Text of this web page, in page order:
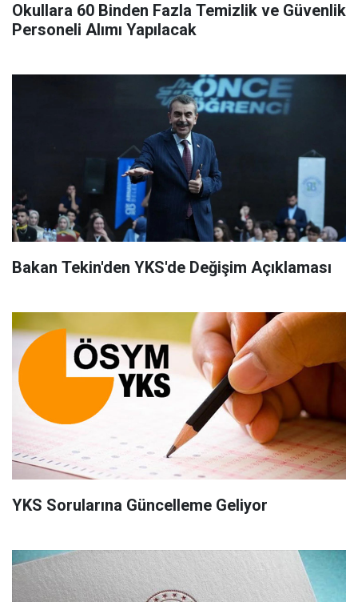
Okullara 60 Binden Fazla Temizlik ve Güvenlik
Personeli Alımı Yapılacak
Bakan Tekin'den YKS'de Değişim Açıklaması
YKS Sorularına Güncelleme Geliyor